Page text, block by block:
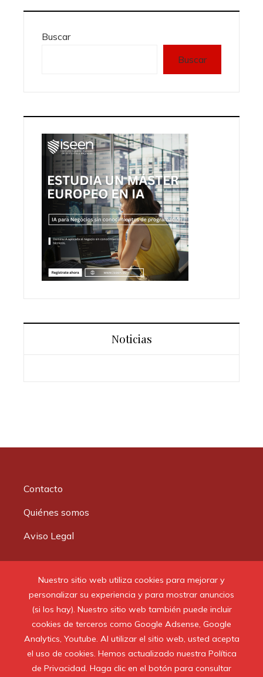
Nuestro sitio web utiliza cookies para mejorar y
personalizar su experiencia y para mostrar anuncios
(si los hay). Nuestro sitio web también puede incluir
cookies de terceros como Google Adsense, Google
Analytics, Youtube. Al utilizar el sitio web, usted acepta
el uso de cookies. Hemos actualizado nuestra Política
de Privacidad. Haga clic en el botón para consultar
Buscar
Buscar
Noticias
Contacto
Quiénes somos
Aviso Legal
© 2020 Todos los derechos reservados.